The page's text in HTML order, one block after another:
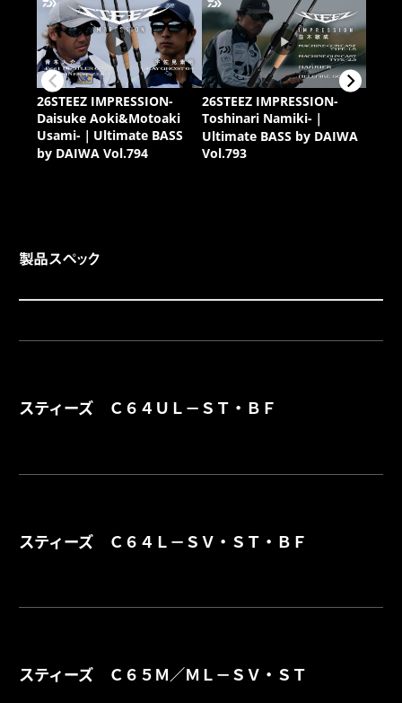
製品スペック
スティーズ Ｃ６４ＵＬ－ＳＴ・ＢＦ
スティーズ Ｃ６４Ｌ－ＳＶ・ＳＴ・ＢＦ
スティーズ Ｃ６５Ｍ／ＭＬ－ＳＶ・ＳＴ